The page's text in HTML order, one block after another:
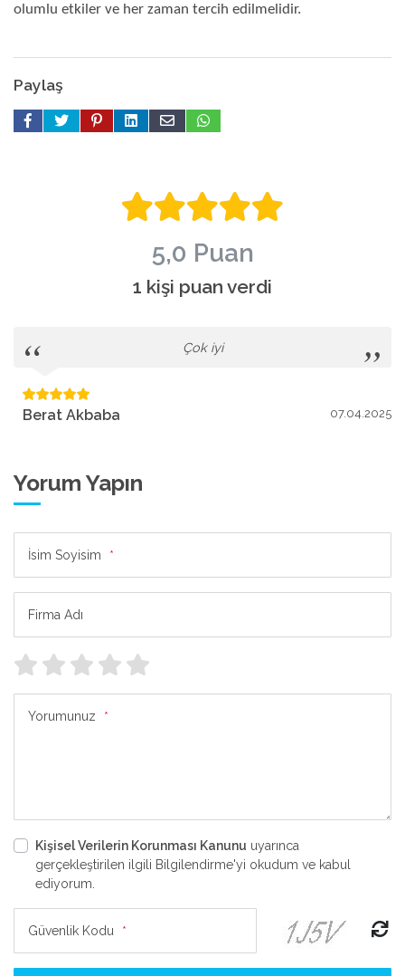
olumlu etkiler ve her zaman tercih edilmelidir.
Paylaş
5,0 Puan
1 kişi puan verdi
Çok iyi
07.04.2025
Berat Akbaba
Yorum Yapın
İsim Soyisim *
Firma Adı
Yorumunuz *
Kişisel Verilerin Korunması Kanunu uyarınca
gerçekleştirilen ilgili Bilgilendirme'yi okudum ve kabul
ediyorum.
Güvenlik Kodu *